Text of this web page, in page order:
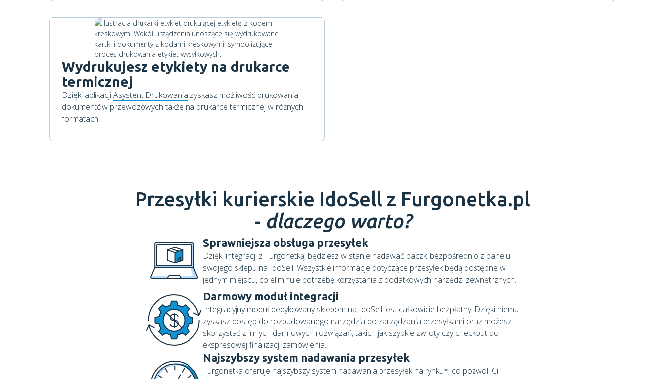
Wydrukujesz etykiety na drukarce
termicznej
Dzięki aplikacjiAsystent Drukowania zyskasz możliwość drukowania
dokumentów przewozowych także na drukarce termicznej w różnych
formatach.
Przesyłki kurierskie IdoSell z Furgonetka.pl
- dlaczego warto?
Sprawniejsza obsługa przesyłek
Dzięki integracji z Furgonetką, będziesz w stanie nadawać paczki bezpośrednio z panelu
swojego sklepu na IdoSell. Wszystkie informacje dotyczące przesyłek będą dostępne w
jednym miejscu, co eliminuje potrzebę korzystania z dodatkowych narzędzi zewnętrznych.
Darmowy moduł integracji
Integracyjny moduł dedykowany sklepom na IdoSell jest całkowicie bezpłatny. Dzięki niemu
zyskasz dostęp do rozbudowanego narzędzia do zarządzania przesyłkami oraz możesz
skorzystać z innych darmowych rozwiązań, takich jak szybkie zwroty czy checkout do
ekspresowej finalizacji zamówienia.
Najszybszy system nadawania przesyłek
Furgonetka oferuje najszybszy system nadawania przesyłek na rynku*, co pozwoli Ci